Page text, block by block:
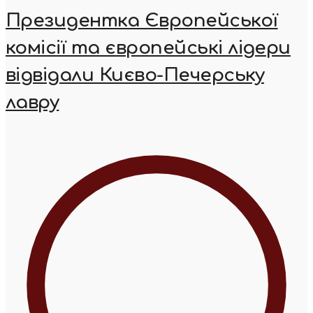
Президентка Європейської
комісії та європейські лідери
відвідали Києво-Печерську
лавру